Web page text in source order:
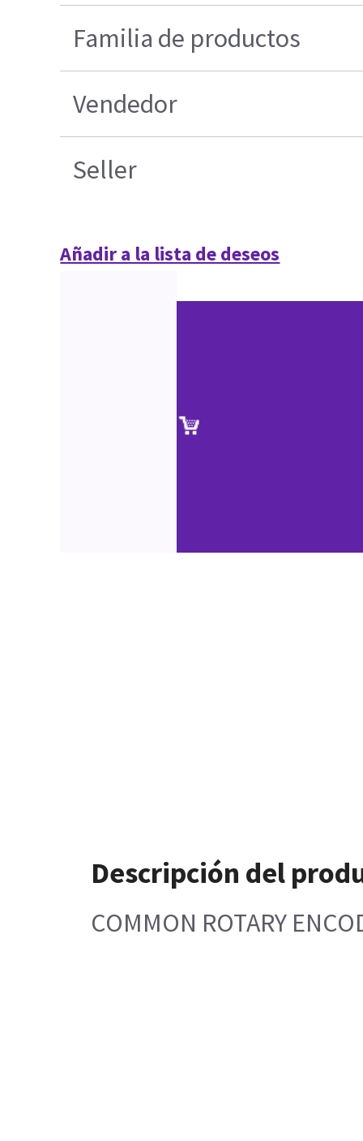
Familia de productos
Vendedor
Seller
Añadir a la lista de deseos
Descripción del
COMMON ROTARY